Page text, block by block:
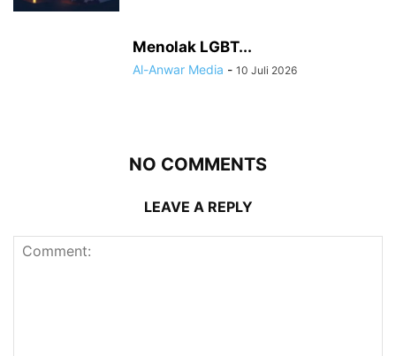
Menolak LGBT...
Al-Anwar Media - 10 Juli 2026
NO COMMENTS
LEAVE A REPLY